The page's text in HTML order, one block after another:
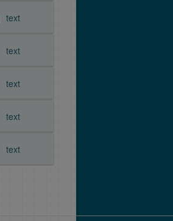
text
text
text
text
text